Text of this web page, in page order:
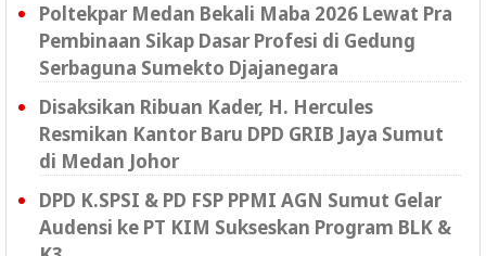
Poltekpar Medan Bekali Maba 2026 Lewat Pra
Pembinaan Sikap Dasar Profesi di Gedung
Serbaguna Sumekto Djajanegara
Disaksikan Ribuan Kader, H. Hercules
Resmikan Kantor Baru DPD GRIB Jaya Sumut
di Medan Johor
DPD K.SPSI & PD FSP PPMI AGN Sumut Gelar
Audensi ke PT KIM Sukseskan Program BLK &